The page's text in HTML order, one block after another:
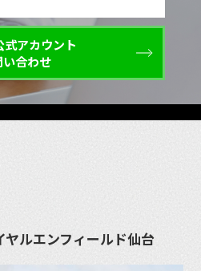
式アカウント
い合わせ
ルエンフィールド仙台